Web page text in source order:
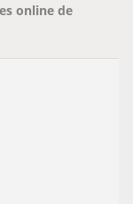
online de